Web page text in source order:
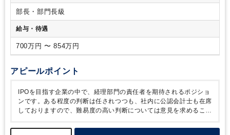
部長・部門長級
給与・待遇
700万円 〜 854万円
アピールポイント
IPOを目指す企業の中で、経理部門の責任者を期待されるポジショ
ンです。ある程度の判断は任されつつも、社内に公認会計士も在席
しておりますので、難易度の高い判断については意見を求めること